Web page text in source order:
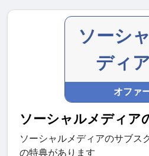
ソーシ
ディ
オファ
ソーシャルメディア
ソーシャルメディアのサブス
の特典があります